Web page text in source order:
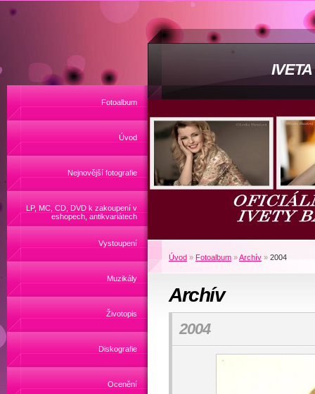
Fotoalbum
Úvod
Nejnovější fotografie
LP, MC, CD, DVD k zakoupení v
eshopech, antikvariátech
Vystoupení
Muzikály
Životopis
Diskografie
Ocenění
Úvod » Fotoalbum »Archív » 2004
Archív
2004